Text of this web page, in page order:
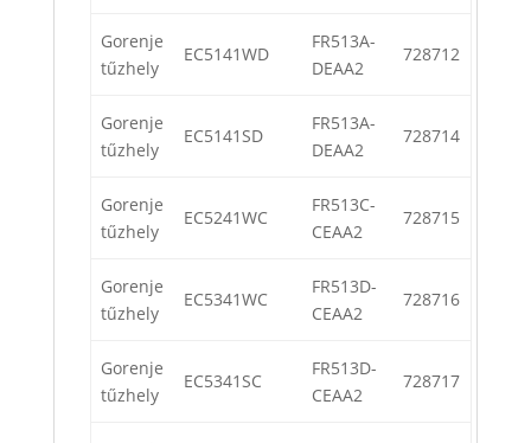
Gorenje
tűzhely
EC5141WD
FR513A-
DEAA2
728712
Gorenje
tűzhely
EC5141SD
FR513A-
DEAA2
728714
Gorenje
tűzhely
EC5241WC
FR513C-
CEAA2
728715
Gorenje
tűzhely
EC5341WC
FR513D-
CEAA2
728716
Gorenje
tűzhely
EC5341SC
FR513D-
CEAA2
728717